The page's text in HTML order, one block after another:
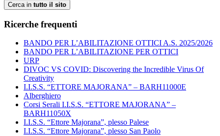
Cerca in tutto il sito
Ricerche frequenti
BANDO PER L’ABILITAZIONE OTTICI A.S. 2025/2026
BANDO PER L’ABILITAZIONE PER OTTICI
URP
DIVOC VS COVID: Discovering the Incredible Virus Of
Creativity
I.I.S.S. “ETTORE MAJORANA” – BARH11000E
Alberghiero
Corsi Serali I.I.S.S. “ETTORE MAJORANA” –
BARH11050X
I.I.S.S. “Ettore Majorana”, plesso Palese
I.I.S.S. “Ettore Majorana”, plesso San Paolo